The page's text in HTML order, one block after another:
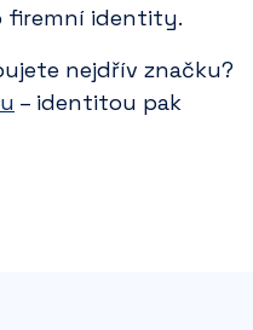
firemní identity.
nejdřív značku?
– identitou pak